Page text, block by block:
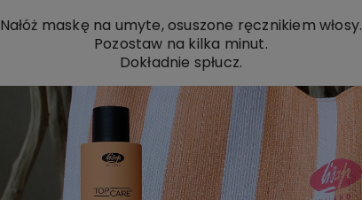
Nałóż maskę na umyte, osuszone ręcznikiem włosy.
Pozostaw na kilka minut.
Dokładnie spłucz.